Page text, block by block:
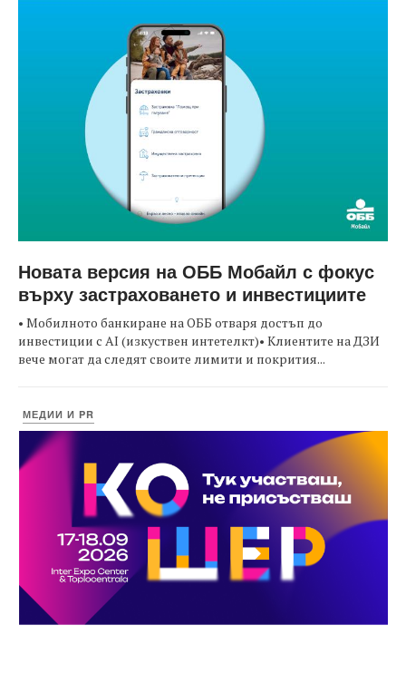
Новата версия на ОББ Мобайл с фокус
върху застраховането и инвестициите
• Мобилното банкиране на ОББ отваря достъп до
инвестиции с AI (изкуствен интетелкт)• Клиентите на ДЗИ
вече могат да следят своите лимити и покрития...
МЕДИИ И PR